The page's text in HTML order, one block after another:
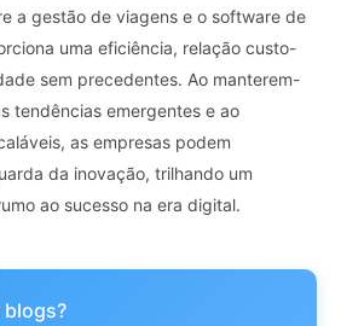
a gestão de viagens e o software de
uma eficiência, relação custo-
sem precedentes. Ao manterem-
tendências emergentes e ao
as empresas podem
da inovação, trilhando um
ao sucesso na era digital.
blogs?